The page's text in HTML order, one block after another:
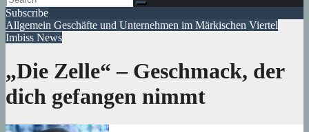
Subscribe
Allgemein Geschäfte und Unternehmen im Märkischen Viertel
Imbiss News
„Die Zelle“ – Geschmack, der
dich gefangen nimmt